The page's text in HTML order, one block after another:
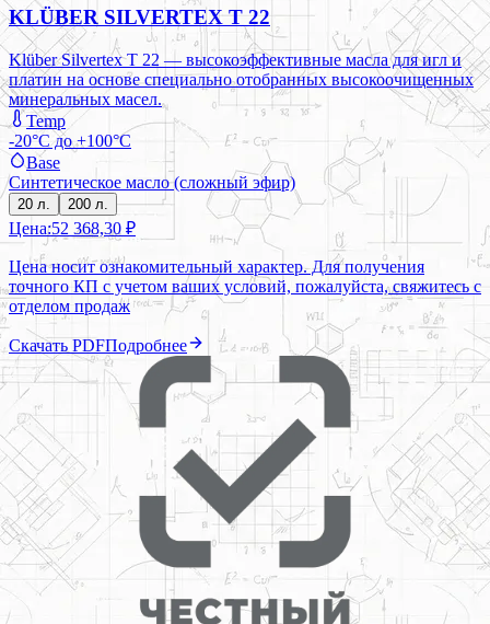
KLÜBER SILVERTEX T 22
Klüber Silvertex T 22 — высокоэффективные масла для игл и
платин на основе cпециально отобранных высокоочищенных
минеральных масел.
Temp
-20°C до +100°C
Base
Синтетическое масло (сложный эфир)
20 л. 200 л.
Цена:52 368,30 ₽
Цена носит ознакомительный характер. Для получения
точного КП с учетом ваших условий, пожалуйста, свяжитесь с
отделом продаж
Скачать PDFПодробнее